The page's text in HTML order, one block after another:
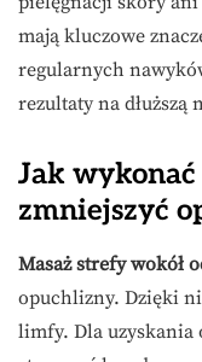
mają kluczowe
regularnych
rezultaty na dłuższą
Jak wykonać
zmniejszyć
Masaż strefy wokół
opuchlizny. Dzięki
limfy. Dla